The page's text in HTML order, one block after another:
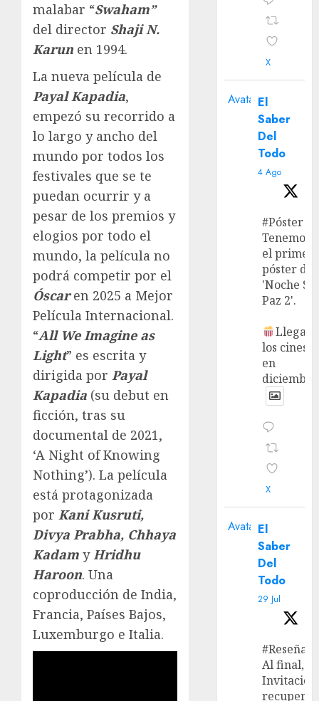
malabar “Swaham”
del director Shaji N.
Karun en 1994.
La nueva película de
Payal Kapadia,
empezó su recorrido a
lo largo y ancho del
mundo por todos los
festivales que se te
puedan ocurrir y a
pesar de los premios y
elogios por todo el
mundo, la película no
podrá competir por el
Óscaren 2025 a Mejor
Película Internacional.
“All We Imagine as
Light” es escrita y
dirigida por Payal
Kapadia (su debut en
ficción, tras su
documental de 2021,
‘A Night of Knowing
Nothing’). La película
está protagonizada
por Kani Kusruti,
Divya Prabha, Chhaya
Kadam yHridhu
Haroon. Una
coproducción de India,
Francia, Países Bajos,
Luxemburgo e Italia.
X
Avatar El
Saber
Del
Todo
4 Ago
#Póster
Tenemos
el primer
póster de
'Noche
Paz 2'.
Llega a
los cines
en
X
Avatar El
Saber
Del
Todo
29 Jul
#Reseña
Al final,
recupera